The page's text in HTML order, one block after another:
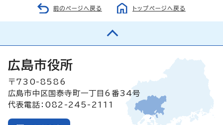
前のページへ戻る トップページへ戻る
広島市役所
〒730-8586
広島市中区国泰寺町一丁目6番34号
代表電話：082-245-2111